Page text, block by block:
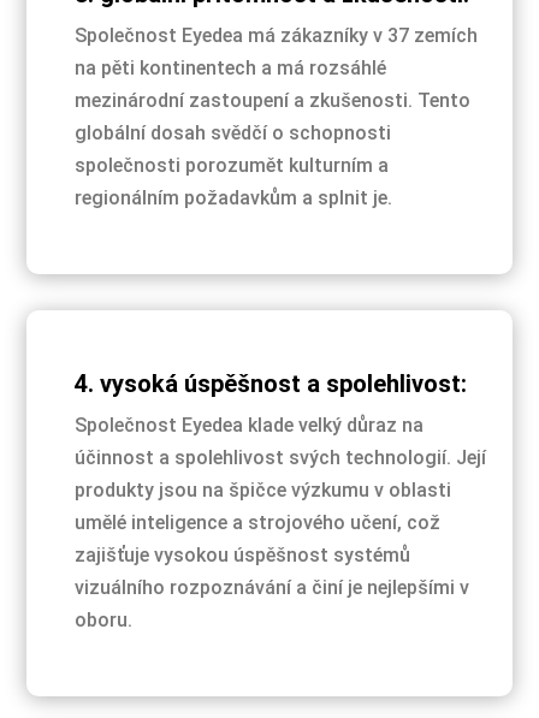
Společnost Eyedea má zákazníky v 37 zemích
na pěti kontinentech a má rozsáhlé
mezinárodní zastoupení a zkušenosti. Tento
globální dosah svědčí o schopnosti
společnosti porozumět kulturním a
regionálním požadavkům a splnit je.
4. vysoká úspěšnost a spolehlivost:
Společnost Eyedea klade velký důraz na
účinnost a spolehlivost svých technologií. Její
produkty jsou na špičce výzkumu v oblasti
umělé inteligence a strojového učení, což
zajišťuje vysokou úspěšnost systémů
vizuálního rozpoznávání a činí je nejlepšími v
oboru.